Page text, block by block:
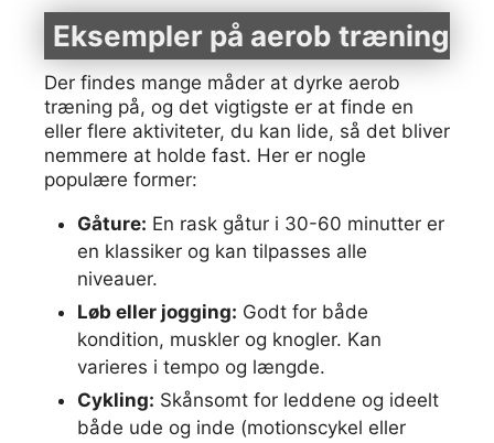
Eksempler på aerob træning
Der findes mange måder at dyrke aerob
træning på, og det vigtigste er at finde en
eller flere aktiviteter, du kan lide, så det bliver
nemmere at holde fast. Her er nogle
populære former:
Gåture: En rask gåtur i 30-60 minutter er
en klassiker og kan tilpasses alle
niveauer.
Løb eller jogging: Godt for både
kondition, muskler og knogler. Kan
varieres i tempo og længde.
Cykling: Skånsomt for leddene og ideelt
både ude og inde (motionscykel eller